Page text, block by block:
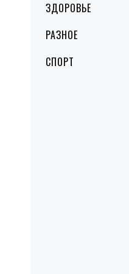
ЗДОРОВЬЕ
РАЗНОЕ
СПОРТ